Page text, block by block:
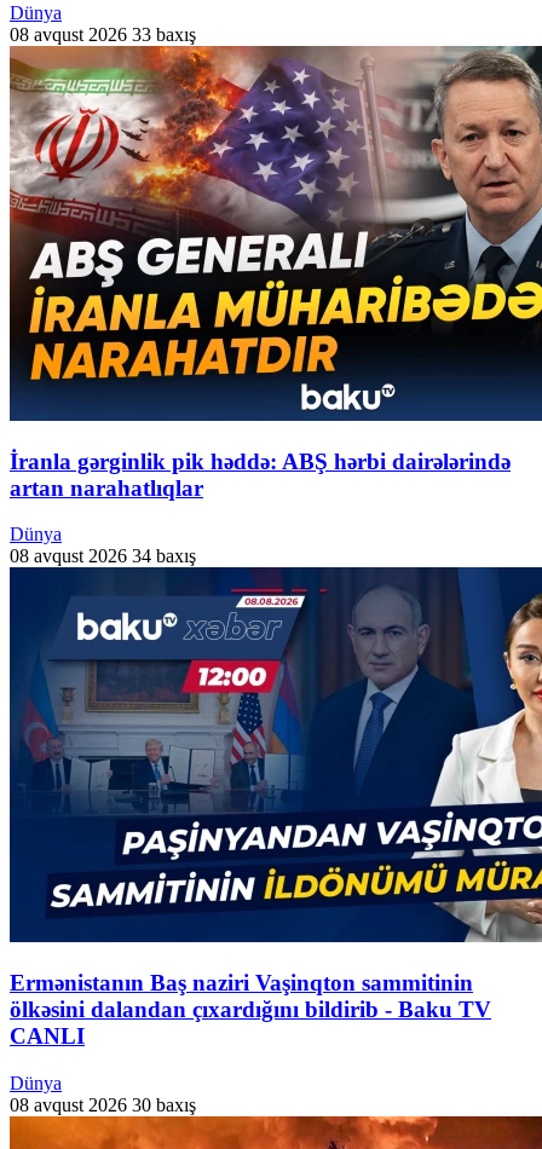
Dünya
08 avqust 2026 33 baxış
İranla gərginlik pik həddə: ABŞ hərbi dairələrində
artan narahatlıqlar
Dünya
08 avqust 2026 34 baxış
Ermənistanın Baş naziri Vaşinqton sammitinin
ölkəsini dalandan çıxardığını bildirib - Baku TV
CANLI
Dünya
08 avqust 2026 30 baxış